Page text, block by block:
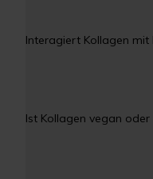
Interagiert Kollagen mit
Ist Kollagen vegan oder